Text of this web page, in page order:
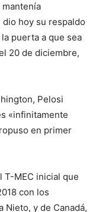
hoy su respaldo
puerta a que sea
20 de diciembre,
Pelosi
«infinitamente
en primer
T-MEC inicial que
con los
Nieto, y de Canadá,